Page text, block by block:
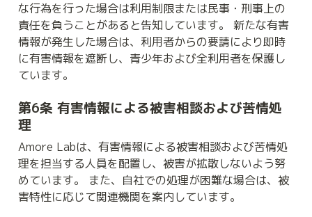
な行為を行った場合は利用制限または民事・刑事上の
責任を負うことがあると告知しています。 新たな有害
情報が発生した場合は、利用者からの要請により即時
に有害情報を遮断し、青少年および全利用者を保護し
ています。
第6条 有害情報による被害相談および苦情処
理
Amore Labは、有害情報による被害相談および苦情処
理を担当する人員を配置し、被害が拡散しないよう努
めています。 また、自社での処理が困難な場合は、被
害特性に応じて関連機関を案内しています。